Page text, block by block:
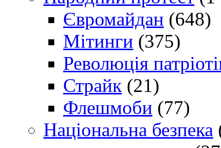
Євромайдан (648)
Мітинги (375)
Революція
Страйк (21)
Флешмоби (77)
Національна безпека